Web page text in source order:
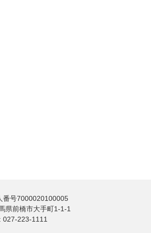
番号7000020100005
県前橋市大手町1-1-1
027-223-1111